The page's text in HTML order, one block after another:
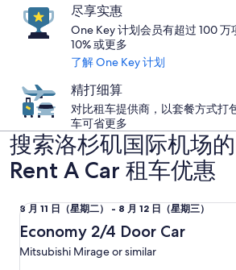
尽享实惠
One Key 计划会员有超过 100
10% 或更多
了解 One Key 计划
精打细算
对比租车提供商，以套餐方式打
车可省更多
搜索洛杉矶国际机场
Rent A Car 租车优惠
8
月
11
8 月 11 日（星期二） - 8 月 12 日（星期三）
Economy 2/4 Door Car
Mitsubishi Mirage or similar
Economy 2/4 Door Car Mitsubishi